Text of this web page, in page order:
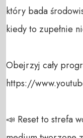
który bada
kiedy to zupełnie
Obejrzyj cały
https://
📣 Reset to strefa